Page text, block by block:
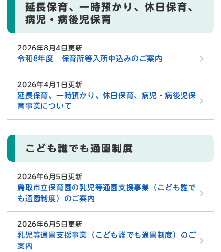
延長保育、一時預かり、休日保育、
病児・病後児保育
2026年8月4日更新
令和8年度 保育所等入所申込みのご案内
2026年4月1日更新
延長保育、一時預かり、休日保育、病児・病後児保
育事業について
こども誰でも通園制度
2026年6月5日更新
鳥取市立保育園の乳児等通園支援事業（こども誰で
も通園制度）のご案内
2026年6月5日更新
乳児等通園支援事業（こども誰でも通園制度）のご
案内